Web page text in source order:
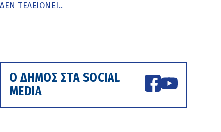
ΔΕΝ ΤΕΛΕΙΩΝΕΙ..
Ο ΔΗΜΟΣ ΣΤΑ SOCIAL
MEDIA